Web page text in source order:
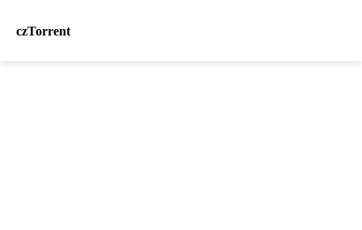
czTorrent